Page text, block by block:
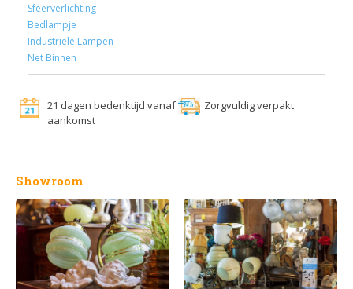
Sfeerverlichting
Bedlampje
Industriële Lampen
Net Binnen
21 dagen bedenktijd vanaf
aankomst
Zorgvuldig verpakt
Showroom